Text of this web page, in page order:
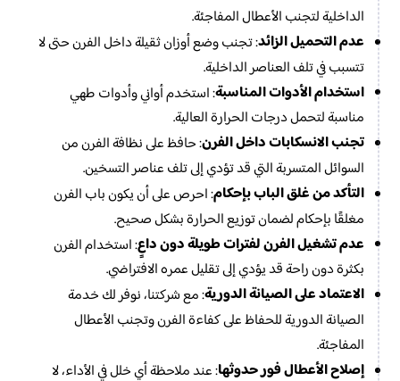
الداخلية لتجنب الأعطال المفاجئة.
عدم التحميل الزائد: تجنب وضع أوزان ثقيلة داخل الفرن حتى لا
تتسبب في تلف العناصر الداخلية.
استخدام الأدوات المناسبة: استخدم أواني وأدوات طهي
مناسبة لتحمل درجات الحرارة العالية.
تجنب الانسكابات داخل الفرن: حافظ على نظافة الفرن من
السوائل المتسربة التي قد تؤدي إلى تلف عناصر التسخين.
التأكد من غلق الباب بإحكام: احرص على أن يكون باب الفرن
مغلقًا بإحكام لضمان توزيع الحرارة بشكل صحيح.
عدم تشغيل الفرن لفترات طويلة دون داعٍ: استخدام الفرن
بكثرة دون راحة قد يؤدي إلى تقليل عمره الافتراضي.
الاعتماد على الصيانة الدورية: مع شركتنا، نوفر لك خدمة
الصيانة الدورية للحفاظ على كفاءة الفرن وتجنب الأعطال
المفاجئة.
إصلاح الأعطال فور حدوثها: عند ملاحظة أي خلل في الأداء، لا